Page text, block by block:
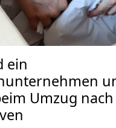
ein
Umzug nach